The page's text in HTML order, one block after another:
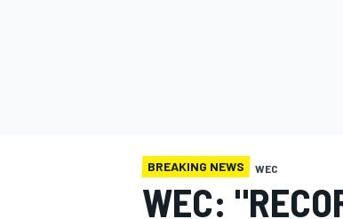
BREAKING NEWS WEC
WEC: